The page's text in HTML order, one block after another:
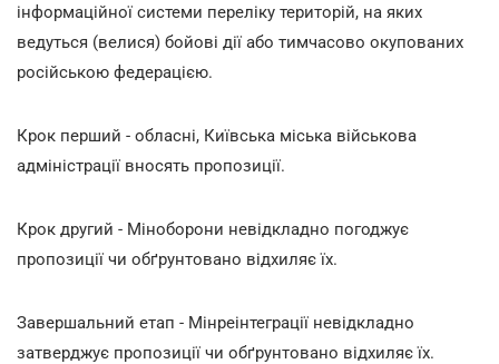
інформаційної системи переліку територій, на яких
ведуться (велися) бойові дії або тимчасово окупованих
російською федерацією.
Крок перший - обласні, Київська міська військова
адміністрації вносять пропозиції.
Крок другий - Міноборони невідкладно погоджує
пропозиції чи обґрунтовано відхиляє їх.
Завершальний етап - Мінреінтеграції невідкладно
затверджує пропозиції чи обґрунтовано відхиляє їх.